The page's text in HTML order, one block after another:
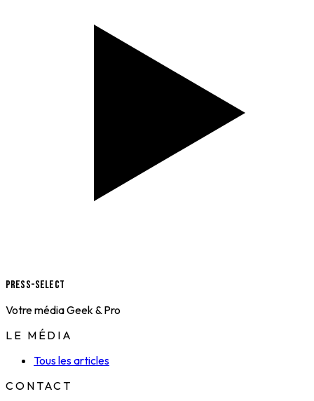
Press-Select
Votre média Geek & Pro
LE MÉDIA
Tous les articles
CONTACT